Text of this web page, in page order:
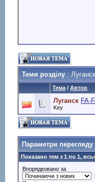
Теми розділу :
Тема / Автор
Луганск FA-
Key
Параметри перегляду
Показано тем з 1 по 1,
Впорядковано за